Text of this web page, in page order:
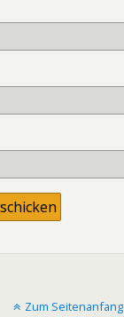
Zum Seitenanfang